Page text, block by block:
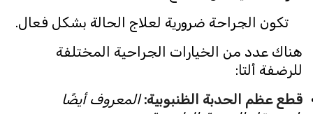
تكون الجراحة ضرورية لعلاج الحالة بشكل فعال.
هناك عدد من الخيارات الجراحية المختلفة
للرضفة ألتا:
قطع عظم الحدبة الظنبوبية: المعروف أيضًا